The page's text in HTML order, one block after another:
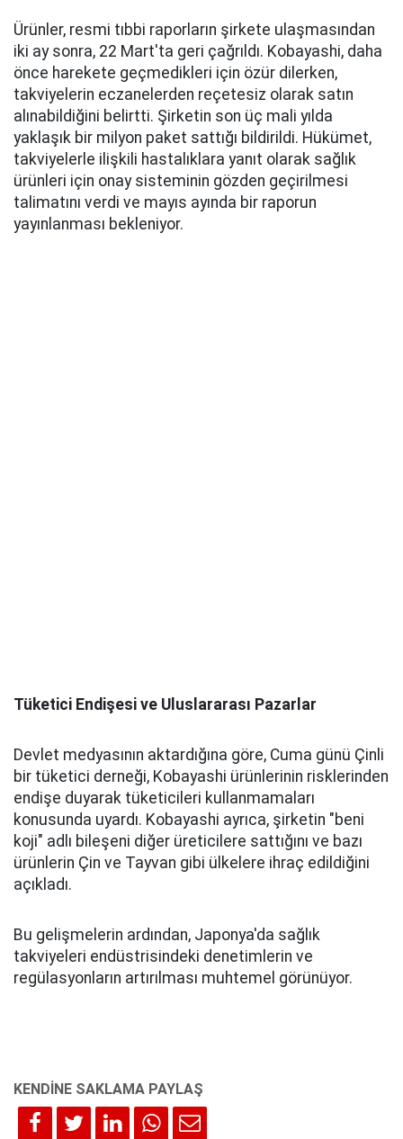
Ürünler, resmi tıbbi raporların şirkete ulaşmasından
iki ay sonra, 22 Mart'ta geri çağrıldı. Kobayashi, daha
önce harekete geçmedikleri için özür dilerken,
takviyelerin eczanelerden reçetesiz olarak satın
alınabildiğini belirtti. Şirketin son üç mali yılda
yaklaşık bir milyon paket sattığı bildirildi. Hükümet,
takviyelerle ilişkili hastalıklara yanıt olarak sağlık
ürünleri için onay sisteminin gözden geçirilmesi
talimatını verdi ve mayıs ayında bir raporun
yayınlanması bekleniyor.
Tüketici Endişesi ve Uluslararası Pazarlar
Devlet medyasının aktardığına göre, Cuma günü Çinli
bir tüketici derneği, Kobayashi ürünlerinin risklerinden
endişe duyarak tüketicileri kullanmamaları
konusunda uyardı. Kobayashi ayrıca, şirketin "beni
koji" adlı bileşeni diğer üreticilere sattığını ve bazı
ürünlerin Çin ve Tayvan gibi ülkelere ihraç edildiğini
açıkladı.
Bu gelişmelerin ardından, Japonya'da sağlık
takviyeleri endüstrisindeki denetimlerin ve
regülasyonların artırılması muhtemel görünüyor.